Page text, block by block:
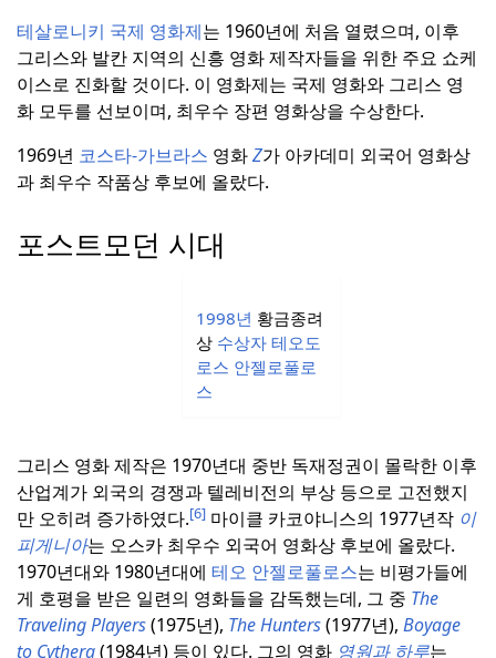
테살로니키 국제 영화제는 1960년에 처음 열렸으며, 이후
그리스와 발칸 지역의 신흥 영화 제작자들을 위한 주요 쇼케
이스로 진화할 것이다. 이 영화제는 국제 영화와 그리스 영
화 모두를 선보이며, 최우수 장편 영화상을 수상한다.
1969년 코스타-가브라스 영화Z가 아카데미 외국어 영화상
과 최우수 작품상 후보에 올랐다.
포스트모던 시대
1998년 황금종려
상 수상자 테오도
로스 안젤로풀로
스
그리스 영화 제작은 1970년대 중반 독재정권이 몰락한 이후
산업계가 외국의 경쟁과 텔레비전의 부상 등으로 고전했지
만 오히려 증가하였다.[6] 마이클 카코야니스의 1977년작 이
피게니아는 오스카 최우수 외국어 영화상 후보에 올랐다.
1970년대와 1980년대에 테오 안젤로풀로스는 비평가들에
게 호평을 받은 일련의 영화들을 감독했는데, 그 중 The
Traveling Players(1975년), The Hunters(1977년), Boyage
to Cythera(1984년) 등이 있다. 그의 영화 영원과 하루는